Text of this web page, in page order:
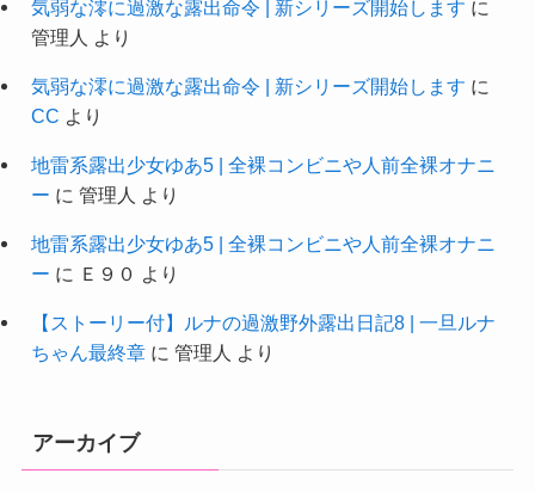
気弱な澪に過激な露出命令 | 新シリーズ開始します に
管理人 より
気弱な澪に過激な露出命令 | 新シリーズ開始します に
CC より
地雷系露出少女ゆあ5 | 全裸コンビニや人前全裸オナニ
ー に 管理人 より
地雷系露出少女ゆあ5 | 全裸コンビニや人前全裸オナニ
ー に Ｅ９０ より
【ストーリー付】ルナの過激野外露出日記8 | 一旦ルナ
ちゃん最終章に 管理人 より
アーカイブ